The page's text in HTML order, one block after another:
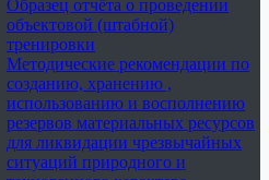
Образец отчёта о проведении
объектовой (штабной)
тренировки
Методические рекомендации по
созданию, хранению ,
использованию и восполнению
резервов материальных ресурсов
для ликвидации чрезвычайных
ситуаций природного и